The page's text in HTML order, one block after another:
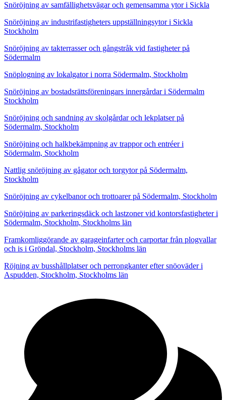
Snöröjning av samfällighetsvägar och gemensamma ytor i Sickla
Snöröjning av industrifastigheters uppställningsytor i Sickla
Stockholm
Snöröjning av takterrasser och gångstråk vid fastigheter på
Södermalm
Snöplogning av lokalgator i norra Södermalm, Stockholm
Snöröjning av bostadsrättsföreningars innergårdar i Södermalm
Stockholm
Snöröjning och sandning av skolgårdar och lekplatser på
Södermalm, Stockholm
Snöröjning och halkbekämpning av trappor och entréer i
Södermalm, Stockholm
Nattlig snöröjning av gågator och torgytor på Södermalm,
Stockholm
Snöröjning av cykelbanor och trottoarer på Södermalm, Stockholm
Snöröjning av parkeringsdäck och lastzoner vid kontorsfastigheter i
Södermalm, Stockholm, Stockholms län
Framkomliggörande av garageinfarter och carportar från plogvallar
och is i Gröndal, Stockholm, Stockholms län
Röjning av busshållplatser och perrongkanter efter snöoväder i
Aspudden, Stockholm, Stockholms län